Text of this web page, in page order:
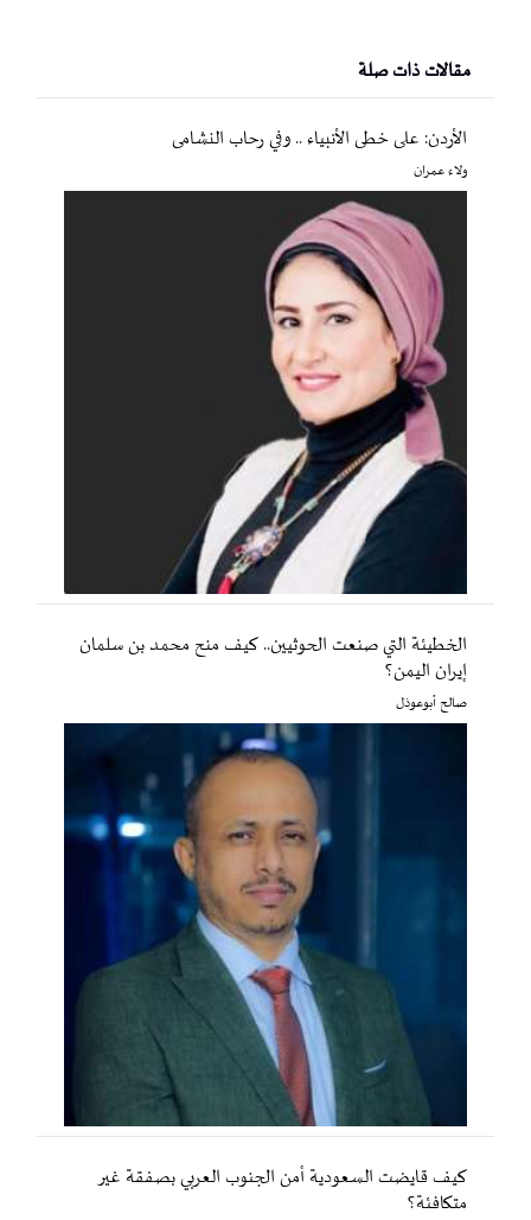
مقالات ذات صلة
الأردن: على خطى الأنبياء .. وفي رحاب النشامى
ولاء عمران
الخطيئة التي صنعت الحوثيين.. كيف منح محمد بن سلمان
إيران اليمن؟
صالح أبوعوذل
كيف قايضت السعودية أمن الجنوب العربي بصفقة غير
متكافئة؟